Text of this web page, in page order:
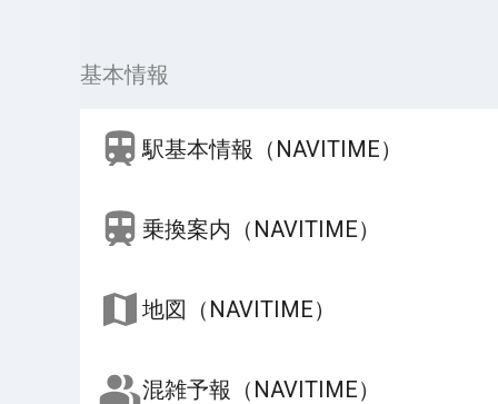
基本情報
駅基本情報（NAVITIME）
乗換案内（NAVITIME）
地図（NAVITIME）
混雑予報（NAVITIME）